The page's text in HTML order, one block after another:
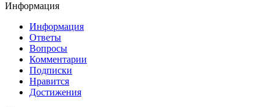
Информация
Информация
Ответы
Вопросы
Комментарии
Подписки
Нравится
Достижения